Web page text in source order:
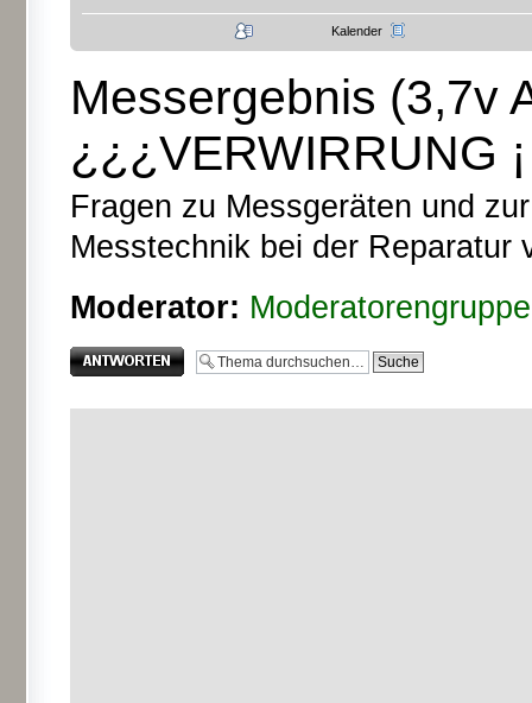
Kalender
Messergebnis (3,7v
¿¿¿VERWIRRUNG
Fragen zu Messgeräten und
Messtechnik bei der Reparatur
Moderator: Moderatorengruppe
Antwort erstellen